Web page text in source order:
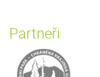
Partneři